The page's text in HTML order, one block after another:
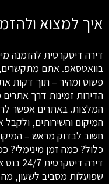
איך למצוא
דירה דיסקרטית להזמנה
בוואטסאפ. אתם מתקשרים,
פשוט ומהיר – תוך דקות
הדירות זמינות דרך
המלצות. באתרים אפשר
המיקום והשירותים,
חשוב לבדוק מראש –
כלול? כמה זמן מינימלי?
דירה
שפועלות מסביב לשעון,